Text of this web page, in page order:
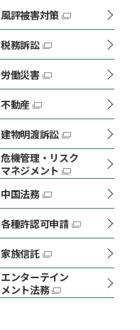
風評被害対策
税務訴訟
労働災害
不動産
建物明渡訴訟
危機管理・リスク
マネジメント
中国法務
各種許認可申請
家族信託
エンターテイン
メント法務